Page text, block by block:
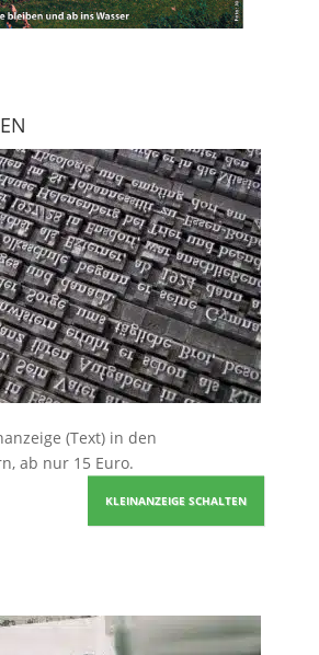
(Text) in den
ab nur 15 Euro.
KLEINANZEIGE SCHALTEN